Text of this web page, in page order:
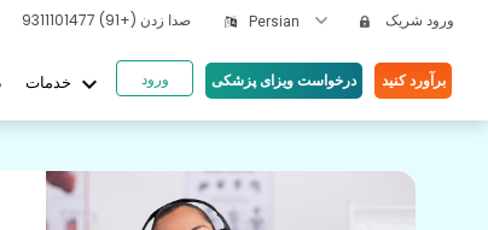
صدا زدن (+91) 9311101477 Persian ورود شریک
keyboard_arrow_down ورود درخواست ویزای پزشکی برآورد کنید